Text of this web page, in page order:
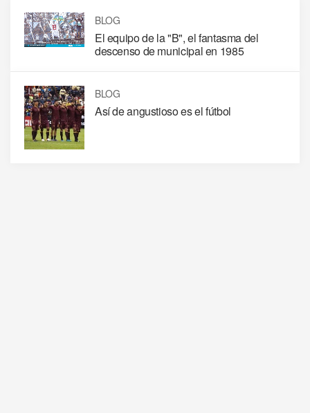
BLOG
El equipo de la "B", el fantasma del
descenso de municipal en 1985
BLOG
Así de angustioso es el fútbol